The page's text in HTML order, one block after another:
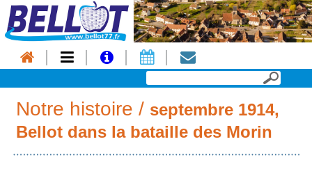
Notre histoire / septembre 1914,
Bellot dans la bataille des Morin